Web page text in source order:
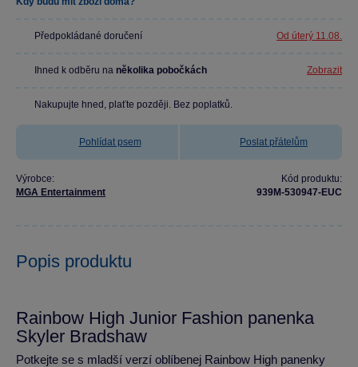
Předpokládané doručení Od úterý 11.08.
Ihned k odběru na několika pobočkách Zobrazit
Nakupujte hned, plaťte později. Bez poplatků.
Pohlídat psem Poslat přátelům
Výrobce:
MGA Entertainment
Kód produktu:
939M-530947-EUC
Popis produktu
Rainbow High Junior Fashion panenka
Skyler Bradshaw
Potkejte se s mladší verzí oblíbenej Rainbow High panenky